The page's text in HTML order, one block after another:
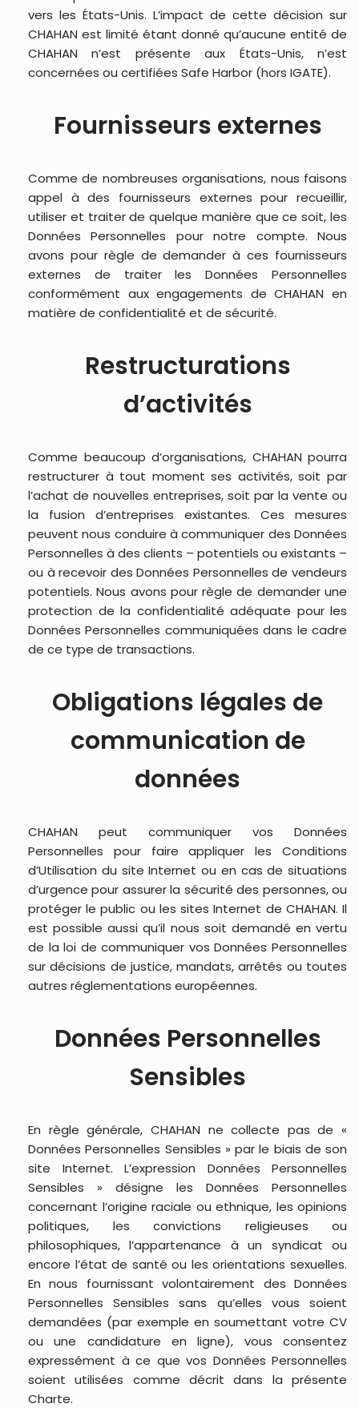
vers les États-Unis. L’impact de cette décision sur
CHAHAN est limité étant donné qu’aucune entité de
CHAHAN n’est présente aux États-Unis, n’est
concernées ou certifiées Safe Harbor (hors IGATE).
Fournisseurs externes
Comme de nombreuses organisations, nous faisons
appel à des fournisseurs externes pour recueillir,
utiliser et traiter de quelque manière que ce soit, les
Données Personnelles pour notre compte. Nous
avons pour règle de demander à ces fournisseurs
externes de traiter les Données Personnelles
conformément aux engagements de CHAHAN en
matière de confidentialité et de sécurité.
Restructurations
d’activités
Comme beaucoup d’organisations, CHAHAN pourra
restructurer à tout moment ses activités, soit par
l’achat de nouvelles entreprises, soit par la vente ou
la fusion d’entreprises existantes. Ces mesures
peuvent nous conduire à communiquer des Données
Personnelles à des clients – potentiels ou existants –
ou à recevoir des Données Personnelles de vendeurs
potentiels. Nous avons pour règle de demander une
protection de la confidentialité adéquate pour les
Données Personnelles communiquées dans le cadre
de ce type de transactions.
Obligations légales de
communication de
données
CHAHAN peut communiquer vos Données
Personnelles pour faire appliquer les Conditions
d’Utilisation du site Internet ou en cas de situations
d’urgence pour assurer la sécurité des personnes, ou
protéger le public ou les sites Internet de CHAHAN. Il
est possible aussi qu’il nous soit demandé en vertu
de la loi de communiquer vos Données Personnelles
sur décisions de justice, mandats, arrêtés ou toutes
autres réglementations européennes.
Données Personnelles
Sensibles
En règle générale, CHAHAN ne collecte pas de «
Données Personnelles Sensibles » par le biais de son
site Internet. L’expression Données Personnelles
Sensibles » désigne les Données Personnelles
concernant l’origine raciale ou ethnique, les opinions
politiques, les convictions religieuses ou
philosophiques, l’appartenance à un syndicat ou
encore l’état de santé ou les orientations sexuelles.
En nous fournissant volontairement des Données
Personnelles Sensibles sans qu’elles vous soient
demandées (par exemple en soumettant votre CV
ou une candidature en ligne), vous consentez
expressément à ce que vos Données Personnelles
soient utilisées comme décrit dans la présente
Charte.